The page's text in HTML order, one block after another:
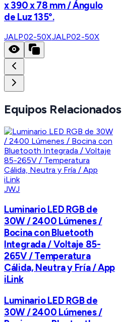
x 390 x 78 mm / Ángulo
de Luz 135°.
JALP02-50XJALP02-50X
Equipos Relacionados
JWJ
Luminario LED RGB de
30W / 2400 Lúmenes /
Bocina con Bluetooth
Integrada / Voltaje 85-
265V / Temperatura
Cálida, Neutra y Fría / App
iLink
Luminario LED RGB de
30W / 2400 Lúmenes /